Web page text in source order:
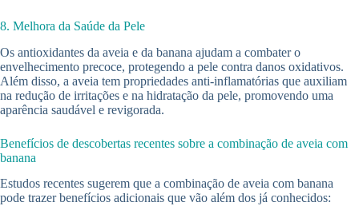
8. Melhora da Saúde da Pele
Os antioxidantes da aveia e da banana ajudam a combater o
envelhecimento precoce, protegendo a pele contra danos oxidativos.
Além disso, a aveia tem propriedades anti-inflamatórias que auxiliam
na redução de irritações e na hidratação da pele, promovendo uma
aparência saudável e revigorada.
Benefícios de descobertas recentes sobre a combinação de aveia com
banana
Estudos recentes sugerem que a combinação de aveia com banana
pode trazer benefícios adicionais que vão além dos já conhecidos: